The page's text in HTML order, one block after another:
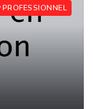
PROFESSIONNEL